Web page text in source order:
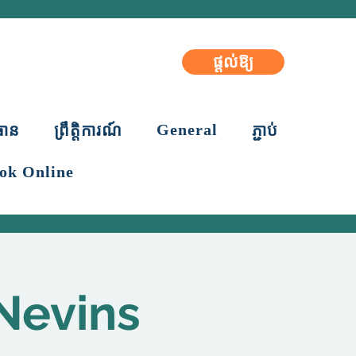
ផ្តល់ឱ្យ
ន ព្រឹត្តិការណ៍ General ភ្ជាប់
Online